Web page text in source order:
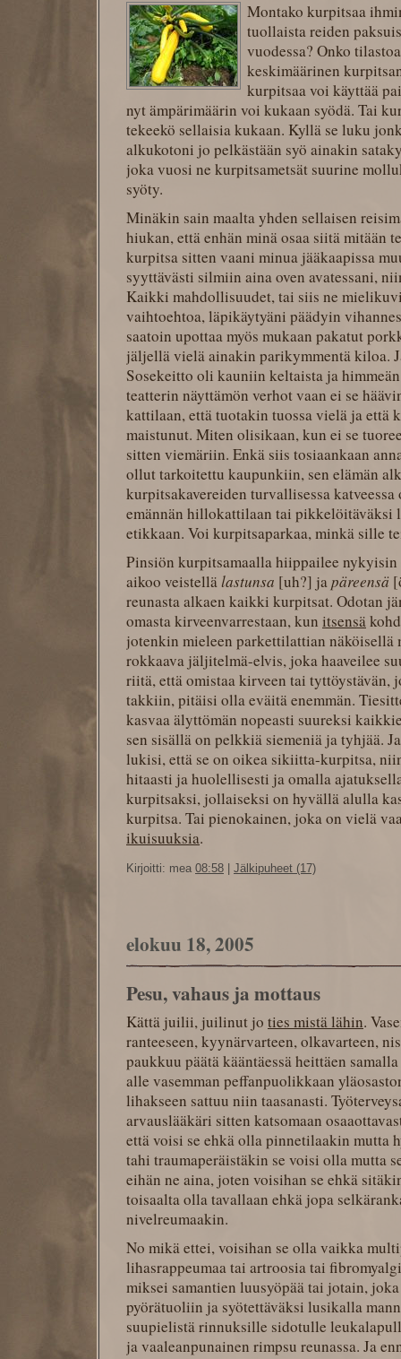
Montako kurpitsaa
tuollaista reiden
vuodessa? Onko
keskimäärinen
kurpitsaa voi käyttää
nyt ämpärimäärin voi kukaan syödä. Tai
tekeekö sellaisia kukaan. Kyllä se luku
alkukotoni jo pelkästään syö ainakin
joka vuosi ne kurpitsametsät suurine
syöty.
Minäkin sain maalta yhden sellaisen
hiukan, että enhän minä osaa siitä mitään
kurpitsa sitten vaani minua jääkaapissa
syyttävästi silmiin aina oven avatessani,
Kaikki mahdollisuudet, tai siis ne
vaihtoehtoa, läpikäytyäni päädyin
saatoin upottaa myös mukaan pakatut
jäljellä vielä ainakin parikymmentä kiloa.
Sosekeitto oli kauniin keltaista ja
teatterin näyttämön verhot vaan ei se
kattilaan, että tuotakin tuossa vielä ja että
maistunut. Miten olisikaan, kun ei se
sitten viemäriin. Enkä siis tosiaankaan
ollut tarkoitettu kaupunkiin, sen elämän
kurpitsakavereiden turvallisessa katveessa
emännän hillokattilaan tai pikkelöitäväksi
etikkaan. Voi kurpitsaparkaa, minkä sille
Pinsiön kurpitsamaalla hiippailee
aikoo veistellälastunsa [uh?] japäreensä
reunasta alkaen kaikki kurpitsat. Odotan
omasta kirveenvarrestaan, kun itsensä
jotenkin mieleen parkettilattian näköisellä
rokkaava jäljitelmä-elvis, joka haaveilee
riitä, että omistaa kirveen tai tyttöystävän,
takkiin, pitäisi olla eväitä enemmän.
kasvaa älyttömän nopeasti suureksi
sen sisällä on pelkkiä siemeniä ja tyhjää.
lukisi, että se on oikea sikiitta-kurpitsa,
hitaasti ja huolellisesti ja omalla
kurpitsaksi, jollaiseksi on hyvällä alulla
kurpitsa. Tai pienokainen, joka on vielä
ikuisuuksia.
Kirjoitti: mea 08:58 Jälkipuheet (17)
elokuu 18, 2005
Pesu, vahaus ja mottaus
Kättä juilii, juilinut jo ties mistä lähin.
ranteeseen, kyynärvarteen, olkavarteen,
paukkuu päätä kääntäessä heittäen
alle vasemman peffanpuolikkaan
lihakseen sattuu niin taasanasti.
arvauslääkäri sitten katsomaan
että voisi se ehkä olla pinnetilaakin mutta
tahi traumaperäistäkin se voisi olla mutta
eihän ne aina, joten voisihan se ehkä
toisaalta olla tavallaan ehkä jopa
nivelreumaakin.
No mikä ettei, voisihan se olla vaikka
lihasrappeumaa tai artroosia tai
miksei samantien luusyöpää tai jotain,
pyörätuoliin ja syötettäväksi lusikalla
suupielistä rinnuksille sidotulle
ja vaaleanpunainen rimpsu reunassa. Ja